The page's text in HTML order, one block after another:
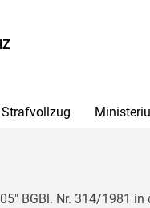
Strafvollzug
BGBl. Nr. 314/1981 in